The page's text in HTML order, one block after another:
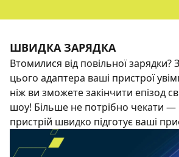
ШВИДКА ЗАРЯДКА
Втомилися від повільної
цього адаптера ваші пристрої
ніж ви зможете закінчити епізод
шоу! Більше не потрібно чекати
пристрій швидко підготує ваші